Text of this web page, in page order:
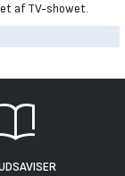
af TV-showet.